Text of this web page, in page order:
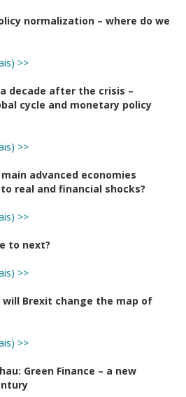
normalization – where do we
>>
decade after the crisis –
cycle and monetary policy
>>
advanced economies
real and financial shocks?
>>
to next?
>>
will Brexit change the map of
>>
Green Finance – a new